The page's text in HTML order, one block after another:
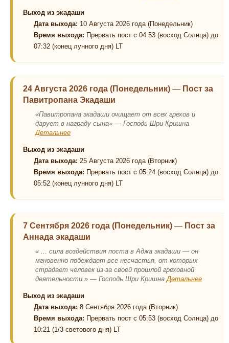
Выход из экадаши
Дата выхода: 10 Августа 2026 года (Понедельник)
Время выхода: Прервать пост с 04:53 (восход Солнца) до
07:32 (конец лунного дня) LT
24 Августа 2026 года (Понедельник) — Пост за
Павитропана Экадаши
«Павитропана экадаши очищает от всех грехов и
дарует в награду сына» — Господь Шри Кришна
Детальнее
Выход из экадаши
Дата выхода: 25 Августа 2026 года (Вторник)
Время выхода: Прервать пост с 05:24 (восход Солнца) до
05:52 (конец лунного дня) LT
7 Сентября 2026 года (Понедельник) — Пост за
Аннада экадаши
« ... сила воздействия поста в Аджа экадаши — он
мгновенно побеждает все несчастья, от которых
страдает человек из-за своей прошлой греховной
деятельности.» — Господь Шри КришнаДетальнее
Выход из экадаши
Дата выхода: 8 Сентября 2026 года (Вторник)
Время выхода: Прервать пост с 05:53 (восход Солнца) до
10:21 (1/3 светового дня) LT